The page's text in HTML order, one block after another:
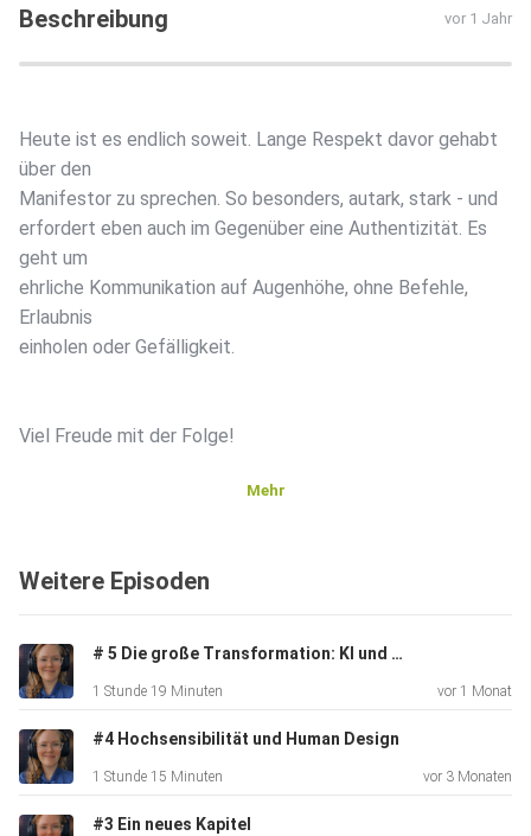
Beschreibung vor 1 Jahr
Heute ist es endlich soweit. Lange Respekt davor gehabt
über den
Manifestor zu sprechen. So besonders, autark, stark - und
erfordert eben auch im Gegenüber eine Authentizität. Es
geht um
ehrliche Kommunikation auf Augenhöhe, ohne Befehle,
Erlaubnis
einholen oder Gefälligkeit.
Viel Freude mit der Folge!
zusammenzuarbeiten, gerne
auch im Coaching, dann findet ihr auf meiner NEUEN
Homepage alle
Informationen: www.busymind.org
Ihr könnt mir schreiben unter info@busymind.org
Mehr
Weitere Episoden
# 5 Die große Transformation: KI und Menschheit - ein Update
1 Stunde 19 Minuten vor 1 Monat
#4 Hochsensibilität und Human Design
1 Stunde 15 Minuten vor 3 Monaten
#3 Ein neues Kapitel